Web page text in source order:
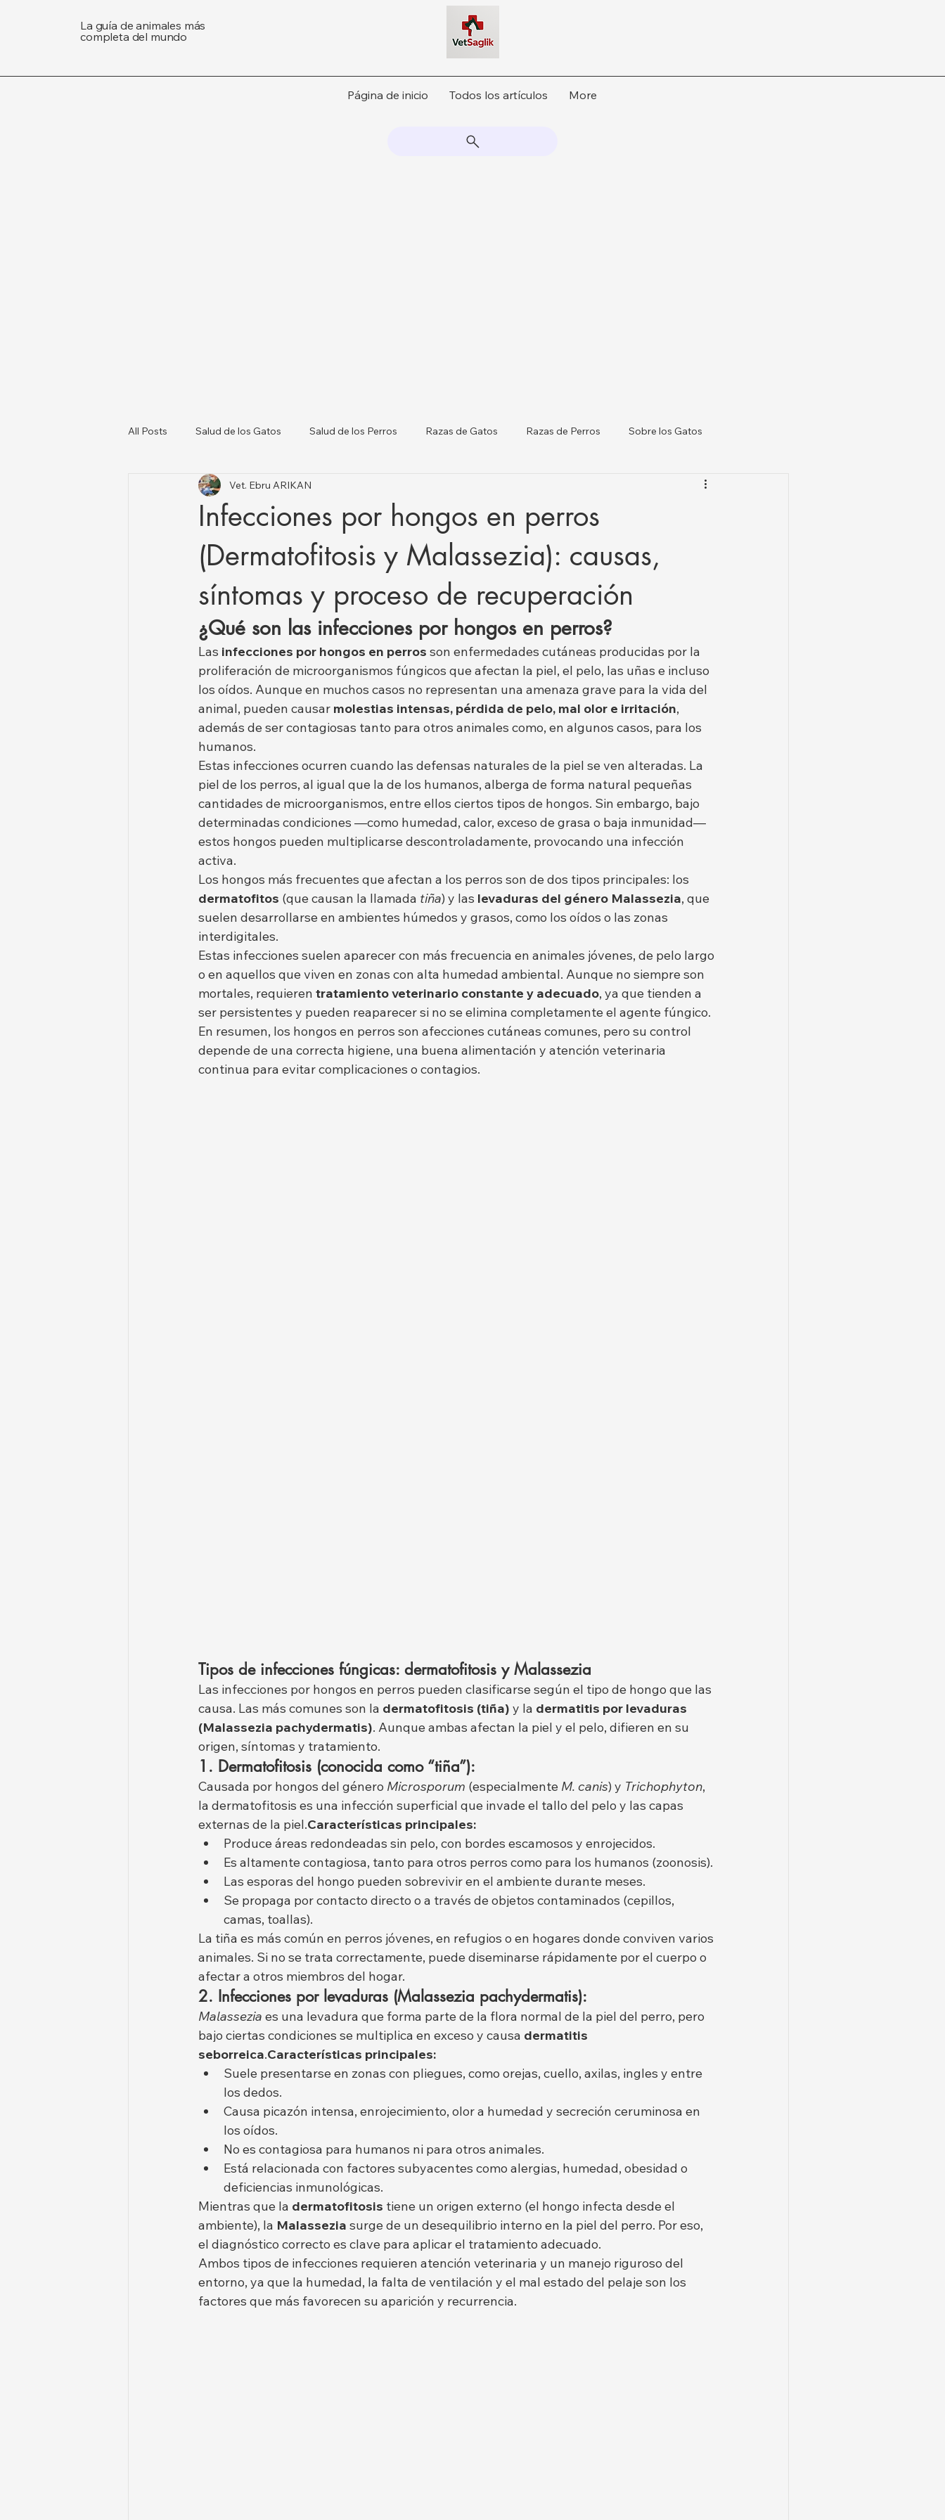
La guía de animales más
completa del mundo
Página de inicio Todos los artículos More
All Posts Salud de los Gatos Salud de los Perros Razas de Gatos Razas de Perros Sobre los Gatos
Sobre los Perros Lista de Veterinarias por Ciudades
Salud Animal y Actualizaciones Norm Salud del Ganado
Infecciones por hongos en perros
(Dermatofitosis y Malassezia): causas,
síntomas y proceso de recuperación
Vet. Ebru ARIKAN
¿Qué son las infecciones por hongos en perros?
Las infecciones por hongos en perros son enfermedades cutáneas producidas por la
proliferación de microorganismos fúngicos que afectan la piel, el pelo, las uñas e incluso
los oídos. Aunque en muchos casos no representan una amenaza grave para la vida del
animal, pueden causar molestias intensas, pérdida de pelo, mal olor e irritación,
además de ser contagiosas tanto para otros animales como, en algunos casos, para los
humanos.
Estas infecciones ocurren cuando las defensas naturales de la piel se ven alteradas. La
piel de los perros, al igual que la de los humanos, alberga de forma natural pequeñas
cantidades de microorganismos, entre ellos ciertos tipos de hongos. Sin embargo, bajo
determinadas condiciones —como humedad, calor, exceso de grasa o baja inmunidad—
estos hongos pueden multiplicarse descontroladamente, provocando una infección
activa.
Los hongos más frecuentes que afectan a los perros son de dos tipos principales: los
dermatofitos (que causan la llamada tiña) y las levaduras del género Malassezia, que
suelen desarrollarse en ambientes húmedos y grasos, como los oídos o las zonas
interdigitales.
Estas infecciones suelen aparecer con más frecuencia en animales jóvenes, de pelo largo
o en aquellos que viven en zonas con alta humedad ambiental. Aunque no siempre son
mortales, requieren tratamiento veterinario constante y adecuado, ya que tienden a
ser persistentes y pueden reaparecer si no se elimina completamente el agente fúngico.
En resumen, los hongos en perros son afecciones cutáneas comunes, pero su control
depende de una correcta higiene, una buena alimentación y atención veterinaria
continua para evitar complicaciones o contagios.
Tipos de infecciones fúngicas: dermatofitosis y Malassezia
Las infecciones por hongos en perros pueden clasificarse según el tipo de hongo que las
causa. Las más comunes son la dermatofitosis (tiña) y la dermatitis por levaduras
(Malassezia pachydermatis). Aunque ambas afectan la piel y el pelo, difieren en su
origen, síntomas y tratamiento.
1. Dermatofitosis (conocida como “tiña”):
Causada por hongos del género Microsporum (especialmente M. canis) y Trichophyton,
la dermatofitosis es una infección superficial que invade el tallo del pelo y las capas
externas de la piel.Características principales:
Produce áreas redondeadas sin pelo, con bordes escamosos y enrojecidos.
Es altamente contagiosa, tanto para otros perros como para los humanos (zoonosis).
Las esporas del hongo pueden sobrevivir en el ambiente durante meses.
Se propaga por contacto directo o a través de objetos contaminados (cepillos,
camas, toallas).
La tiña es más común en perros jóvenes, en refugios o en hogares donde conviven varios
animales. Si no se trata correctamente, puede diseminarse rápidamente por el cuerpo o
afectar a otros miembros del hogar.
2. Infecciones por levaduras (Malassezia pachydermatis):
Malassezia es una levadura que forma parte de la flora normal de la piel del perro, pero
bajo ciertas condiciones se multiplica en exceso y causa dermatitis
seborreica.Características principales:
Suele presentarse en zonas con pliegues, como orejas, cuello, axilas, ingles y entre
los dedos.
Causa picazón intensa, enrojecimiento, olor a humedad y secreción ceruminosa en
los oídos.
No es contagiosa para humanos ni para otros animales.
Está relacionada con factores subyacentes como alergias, humedad, obesidad o
deficiencias inmunológicas.
Mientras que la dermatofitosis tiene un origen externo (el hongo infecta desde el
ambiente), la Malassezia surge de un desequilibrio interno en la piel del perro. Por eso,
el diagnóstico correcto es clave para aplicar el tratamiento adecuado.
Ambos tipos de infecciones requieren atención veterinaria y un manejo riguroso del
entorno, ya que la humedad, la falta de ventilación y el mal estado del pelaje son los
factores que más favorecen su aparición y recurrencia.